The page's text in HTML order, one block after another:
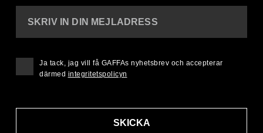
SKRIV IN DIN MEJLADRESS
SKICKA
Ja tack, jag vill få GAFFAs nyhetsbrev och accepterar
därmed integritetspolicyn